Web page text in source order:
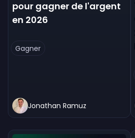
pour gagner de l'argent
en 2026
Gagner
Jonathan Ramuz